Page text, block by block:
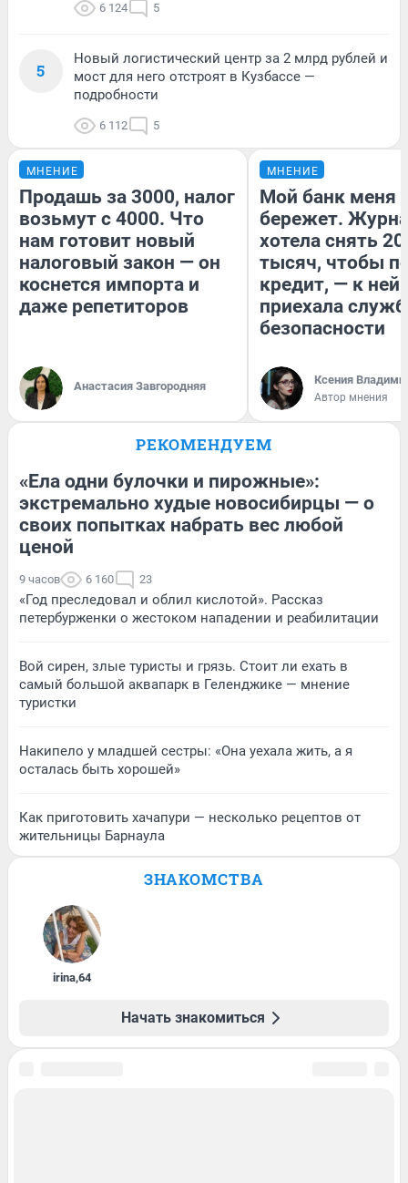
6 124 5
5
Новый логистический центр за 2 млрд рублей и
мост для него отстроят в Кузбассе —
подробности
6 112 5
МНЕНИЕ
Продашь за 3000, налог
возьмут с 4000. Что
нам готовит новый
налоговый закон — он
коснется импорта и
даже репетиторов
Анастасия Завгородняя
МНЕНИЕ
Мой банк меня
бережет.
хотела снять
тысяч, чтобы
кредит, — к
приехала
безопасности
Ксения
Автор мнения
РЕКОМЕНДУЕМ
«Ела одни булочки и пирожные»:
экстремально худые новосибирцы — о
своих попытках набрать вес любой
ценой
9 часов 6 160 23
«Год преследовал и облил кислотой». Рассказ
петербурженки о жестоком нападении и реабилитации
Вой сирен, злые туристы и грязь. Стоит ли ехать в
самый большой аквапарк в Геленджике — мнение
туристки
Накипело у младшей сестры: «Она уехала жить, а я
осталась быть хорошей»
Как приготовить хачапури — несколько рецептов от
жительницы Барнаула
ЗНАКОМСТВА
irina,64
Начать знакомиться